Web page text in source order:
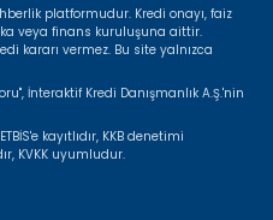
platformudur. Kredi onayı, faiz
veya finans kuruluşuna aittir.
kararı vermez. Bu site yalnızca
İnteraktif Kredi Danışmanlık A.Ş.'nin
kayıtlıdır, KKB denetimi
KVKK uyumludur.